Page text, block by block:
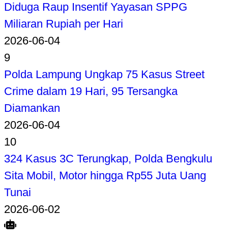
Diduga Raup Insentif Yayasan SPPG
Miliaran Rupiah per Hari
2026-06-04
9
Polda Lampung Ungkap 75 Kasus Street
Crime dalam 19 Hari, 95 Tersangka
Diamankan
2026-06-04
10
324 Kasus 3C Terungkap, Polda Bengkulu
Sita Mobil, Motor hingga Rp55 Juta Uang
Tunai
2026-06-02